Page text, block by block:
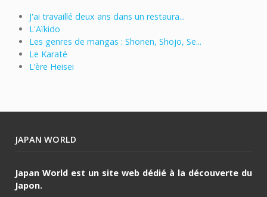
J'ai travaillé deux ans dans un restaura...
L'Aïkido
Les genres de mangas : Shonen, Shojo, Se...
Le Karaté
L’ère Heisei
JAPAN WORLD
Japan World est un site web dédié à la découverte du
Japon.